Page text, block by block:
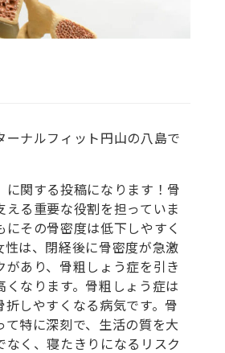
ーナルフィット円山の八島で
に関する投稿になります！骨
える重要な役割を担っていま
その骨密度は低下しやすく
性は、閉経後に骨密度が急激
があり、骨粗しょう症を引き
なります。骨粗しょう症は
しやすくなる病気です。骨
特に深刻で、生活の質を大
なく、寝たきりになるリスク